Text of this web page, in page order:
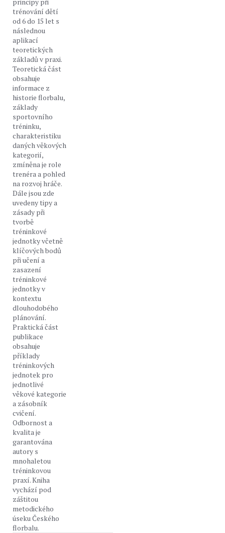
trénování dětí
od 6 do 15 let s
následnou
aplikací
teoretických
základů v praxi.
Teoretická část
obsahuje
informace z
historie florbalu,
základy
sportovního
tréninku,
charakteristiku
daných věkových
kategorií,
zmíněna je role
trenéra a pohled
na rozvoj hráče.
Dále jsou zde
uvedeny tipy a
zásady při
tvorbě
tréninkové
jednotky včetně
klíčových bodů
při učení a
zasazení
tréninkové
jednotky v
kontextu
dlouhodobého
plánování.
Praktická část
publikace
obsahuje
příklady
tréninkových
jednotek pro
jednotlivé
věkové kategorie
a zásobník
cvičení.
Odbornost a
kvalita je
garantována
autory s
mnohaletou
tréninkovou
praxí. Kniha
vychází pod
záštitou
metodického
úseku Českého
florbalu.